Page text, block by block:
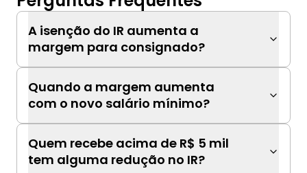
A isenção do IR aumenta a
margem para consignado?
Quando a margem aumenta
com o novo salário mínimo?
Quem recebe acima de R$ 5 mil
tem alguma redução no IR?